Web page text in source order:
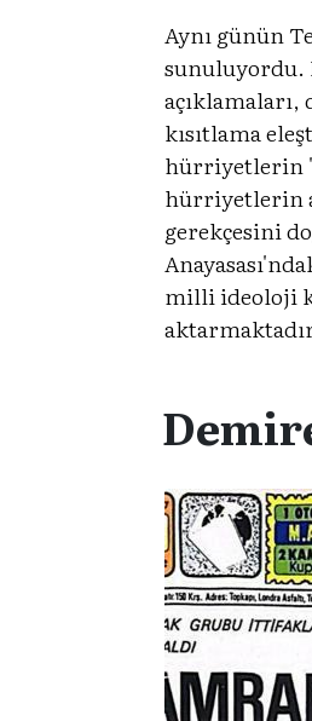
Aynı günün
sunuluyordu.
kısıtlama
hürriyetlerin
hürriyetlerin
gerekçesini
milli ideoloji